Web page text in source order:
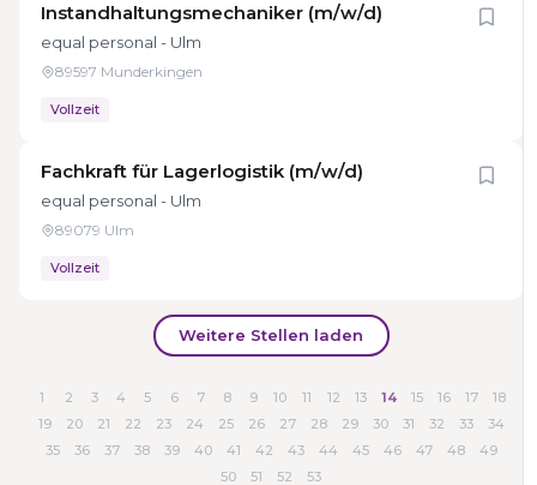
Instandhaltungsmechaniker (m/w/d)
equal personal - Ulm
89597 Munderkingen
Vollzeit
Fachkraft für Lagerlogistik (m/w/d)
equal personal - Ulm
89079 Ulm
Vollzeit
Weitere Stellen laden
1 2 3 4 5 6 7 8 9 10 11 12 13 14 15 16 17
18
19
20 21 22 23 24 25 26 27 28 29 30 31 32 33
34
35
36 37 38 39 40 41 42 43 44 45 46 47 48
49
50
51 52
53